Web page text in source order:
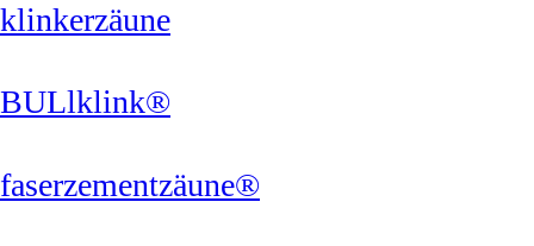
klinkerzäune
BULlklink®
faserzementzäune®